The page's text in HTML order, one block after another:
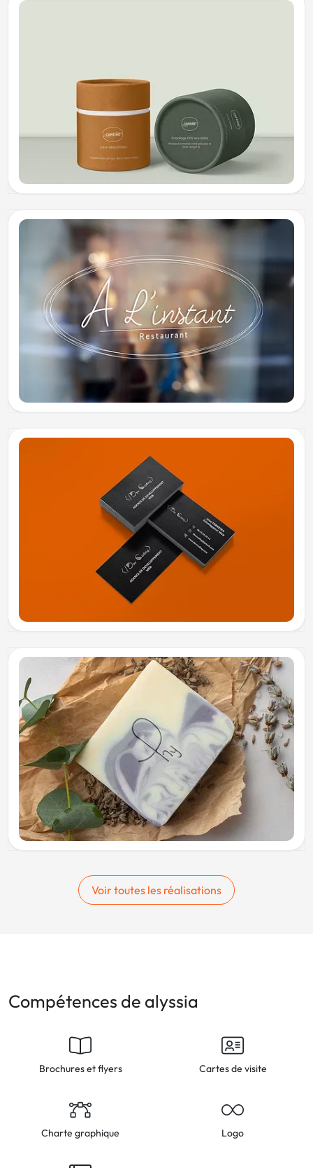
Voir toutes les réalisations
Compétences de alyssia
Brochures et flyers Cartes de visite
Charte graphique Logo